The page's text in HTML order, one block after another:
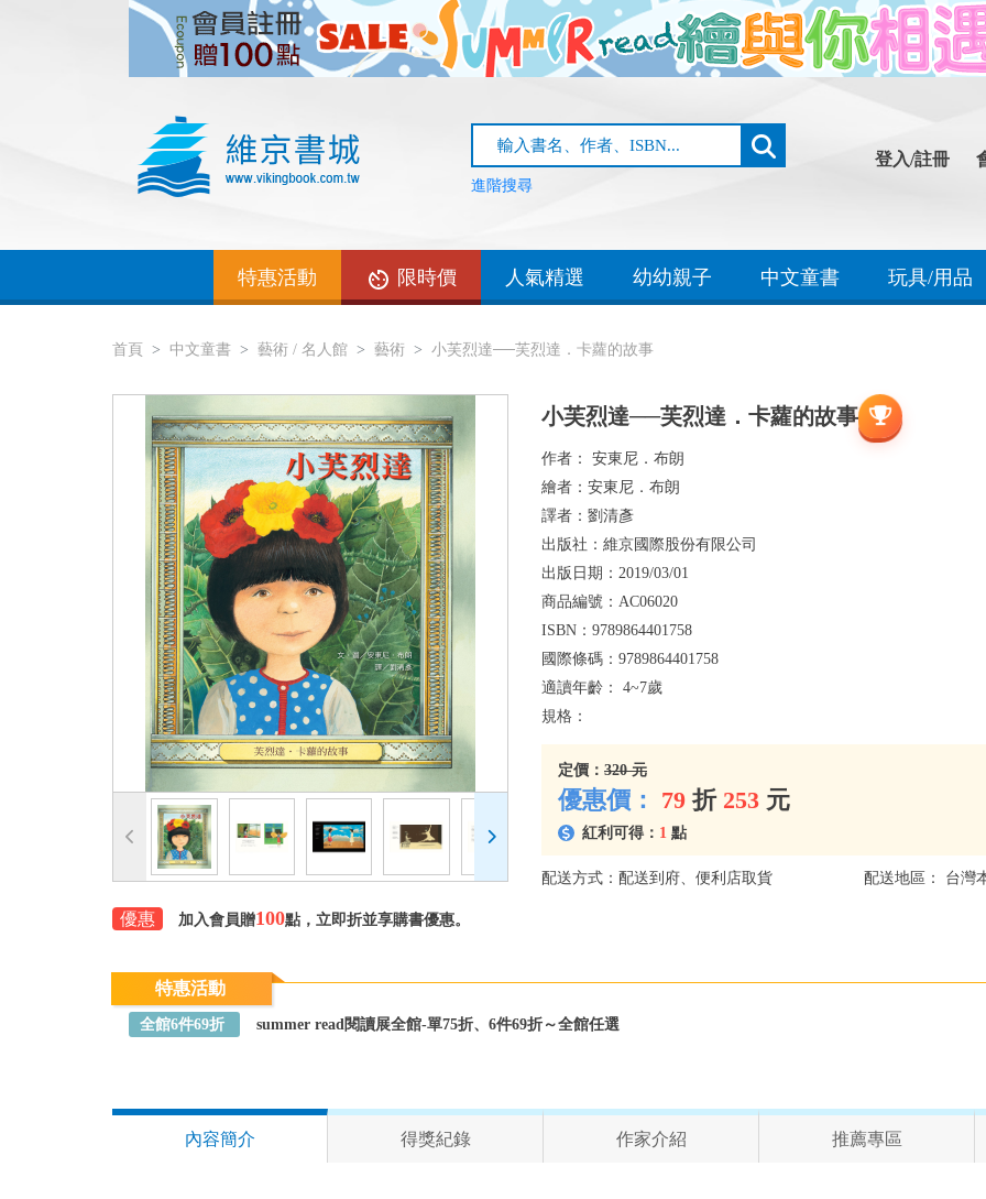
進階搜尋
登入/註冊
特惠活動 限時價 人氣精選 幼幼親子 中文童書 玩具/用品
首頁 中文童書 藝術 / 名人館 藝術 小芙烈達──芙烈達．卡蘿的故事
優惠 加入會員贈100點，立即折並享購書優惠。
小芙烈達──芙烈達．卡蘿的故事
作者： 安東尼．布朗
繪者： 安東尼．布朗
譯者： 劉清彥
出版社： 維京國際股份有限公司
出版日期： 2019/03/01
商品編號： AC06020
ISBN： 9789864401758
國際條碼： 9789864401758
適讀年齡： 4~7歲
規格：
定價： 320 元
優惠價： 79 折 253 元
紅利可得： 1 點
配送方式：配送到府、便利店取貨 配送地區： 台灣
特惠活動
全館6件69折 summer read閱讀展全館-單75折、6件69折～全館任選
內容簡介 得獎紀錄 作家介紹 推薦專區